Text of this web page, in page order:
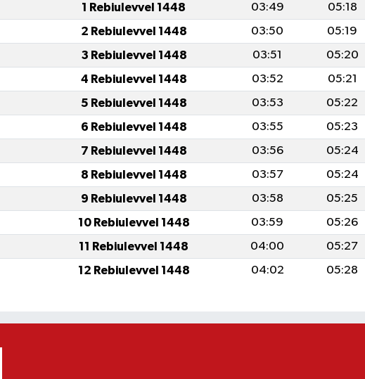
1 Rebiulevvel 1448 03:49 05:18
2 Rebiulevvel 1448 03:50 05:19
3 Rebiulevvel 1448 03:51 05:20
4 Rebiulevvel 1448 03:52 05:21
5 Rebiulevvel 1448 03:53 05:22
6 Rebiulevvel 1448 03:55 05:23
7 Rebiulevvel 1448 03:56 05:24
8 Rebiulevvel 1448 03:57 05:24
9 Rebiulevvel 1448 03:58 05:25
10 Rebiulevvel 1448 03:59 05:26
11 Rebiulevvel 1448 04:00 05:27
12 Rebiulevvel 1448 04:02 05:28